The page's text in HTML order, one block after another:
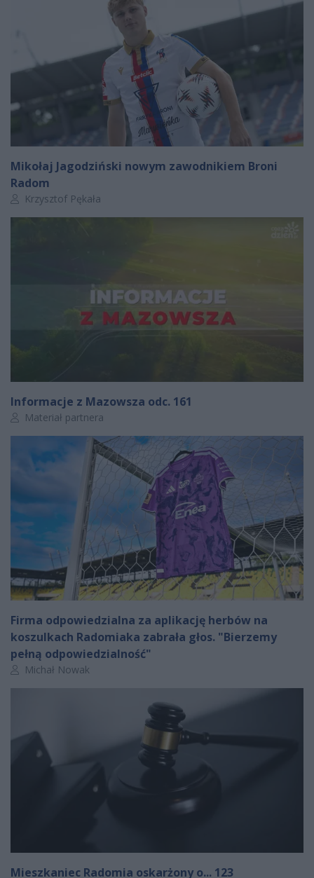
Mikołaj Jagodziński nowym zawodnikiem Broni
Radom
Autor artykułu:
Krzysztof Pękała
Informacje z Mazowsza odc. 161
Autor artykułu:
Materiał partnera
Firma odpowiedzialna za aplikację herbów na
koszulkach Radomiaka zabrała głos. "Bierzemy
pełną odpowiedzialność"
Autor artykułu:
Michał Nowak
Mieszkaniec Radomia oskarżony o... 123